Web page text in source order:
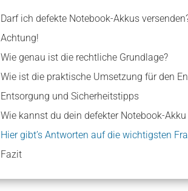
Darf ich defekte Notebook-Akkus
Achtung!
Wie genau ist die rechtliche Grundlage?
Wie ist die praktische Umsetzung für den
Entsorgung und Sicherheitstipps
Wie kannst du dein defekter Notebook-
Hier gibt’s Antworten auf die wichtigsten
Fazit